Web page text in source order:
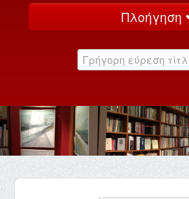
Πλοήγηση
Κατάλογος
Εκδηλώσεις
Επικοινωνία